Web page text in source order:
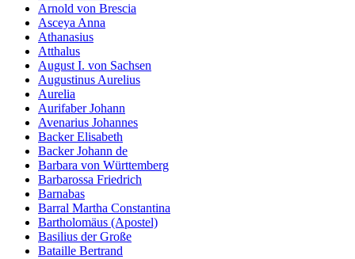
Arnold von Brescia
Asceya Anna
Athanasius
Atthalus
August I. von Sachsen
Augustinus Aurelius
Aurelia
Aurifaber Johann
Avenarius Johannes
Backer Elisabeth
Backer Johann de
Barbara von Württemberg
Barbarossa Friedrich
Barnabas
Barral Martha Constantina
Bartholomäus (Apostel)
Basilius der Große
Bataille Bertrand